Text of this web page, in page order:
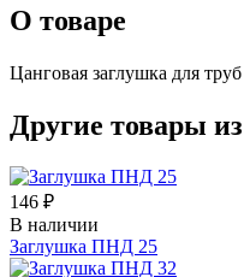
О товаре
Цанговая заглушка для
Другие товары
146 ₽
В наличии
Заглушка ПНД 25